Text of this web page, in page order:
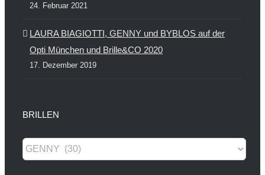
24. Februar 2021
LAURA BIAGIOTTI, GENNY und BYBLOS auf der
Opti München und Brille&CO 2020
17. Dezember 2019
BRILLEN